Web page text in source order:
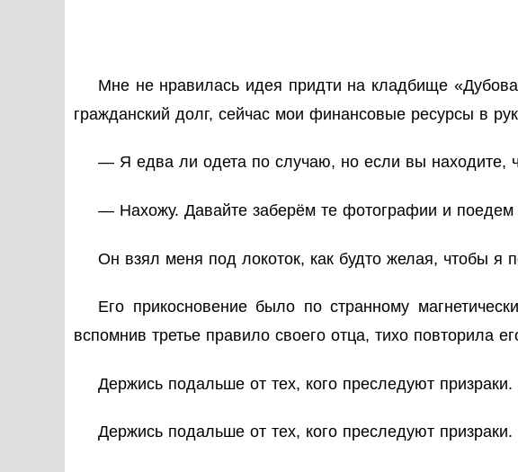
Мне не нравилась идея придти на кладбище
гражданский долг, сейчас мои финансовые ресурсы в
— Я едва ли одета по случаю, но если вы находите,
— Нахожу. Давайте заберём те фотографии и
Он взял меня под локоток, как будто желая, чтобы я
Его прикосновение было по странному
вспомнив третье правило своего отца, тихо повторила
Держись подальше от тех, кого преследуют призраки.
Держись подальше от тех, кого преследуют призраки.